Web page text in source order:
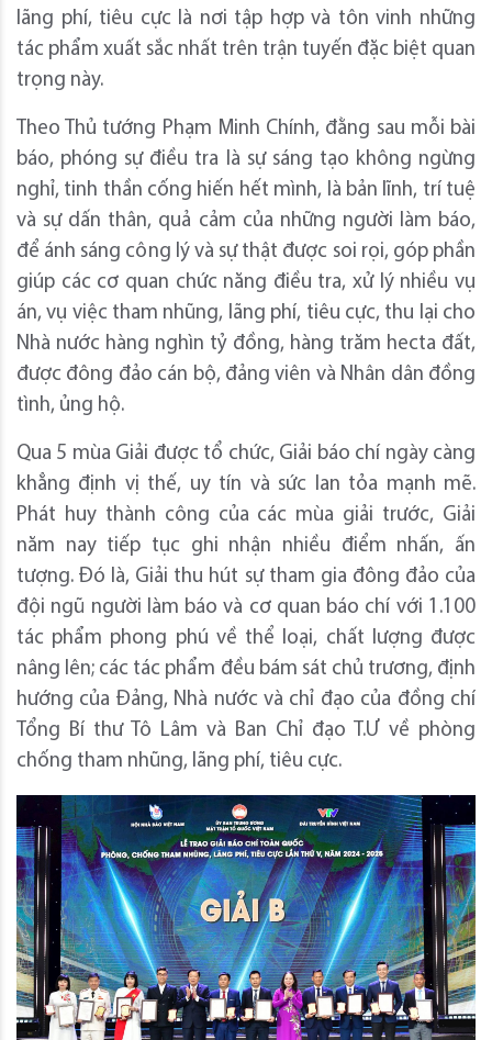
lãng phí, tiêu cực là nơi tập hợp và tôn vinh những
tác phẩm xuất sắc nhất trên trận tuyến đặc biệt quan
trọng này.
Theo Thủ tướng Phạm Minh Chính, đằng sau mỗi bài
báo, phóng sự điều tra là sự sáng tạo không ngừng
nghỉ, tinh thần cống hiến hết mình, là bản lĩnh, trí tuệ
và sự dấn thân, quả cảm của những người làm báo,
để ánh sáng công lý và sự thật được soi rọi, góp phần
giúp các cơ quan chức năng điều tra, xử lý nhiều vụ
án, vụ việc tham nhũng, lãng phí, tiêu cực, thu lại cho
Nhà nước hàng nghìn tỷ đồng, hàng trăm hecta đất,
được đông đảo cán bộ, đảng viên và Nhân dân đồng
tình, ủng hộ.
Qua 5 mùa Giải được tổ chức, Giải báo chí ngày càng
khẳng định vị thế, uy tín và sức lan tỏa mạnh mẽ.
Phát huy thành công của các mùa giải trước, Giải
năm nay tiếp tục ghi nhận nhiều điểm nhấn, ấn
tượng. Đó là, Giải thu hút sự tham gia đông đảo của
đội ngũ người làm báo và cơ quan báo chí với 1.100
tác phẩm phong phú về thể loại, chất lượng được
nâng lên; các tác phẩm đều bám sát chủ trương, định
hướng của Đảng, Nhà nước và chỉ đạo của đồng chí
Tổng Bí thư Tô Lâm và Ban Chỉ đạo T.Ư về phòng
chống tham nhũng, lãng phí, tiêu cực.